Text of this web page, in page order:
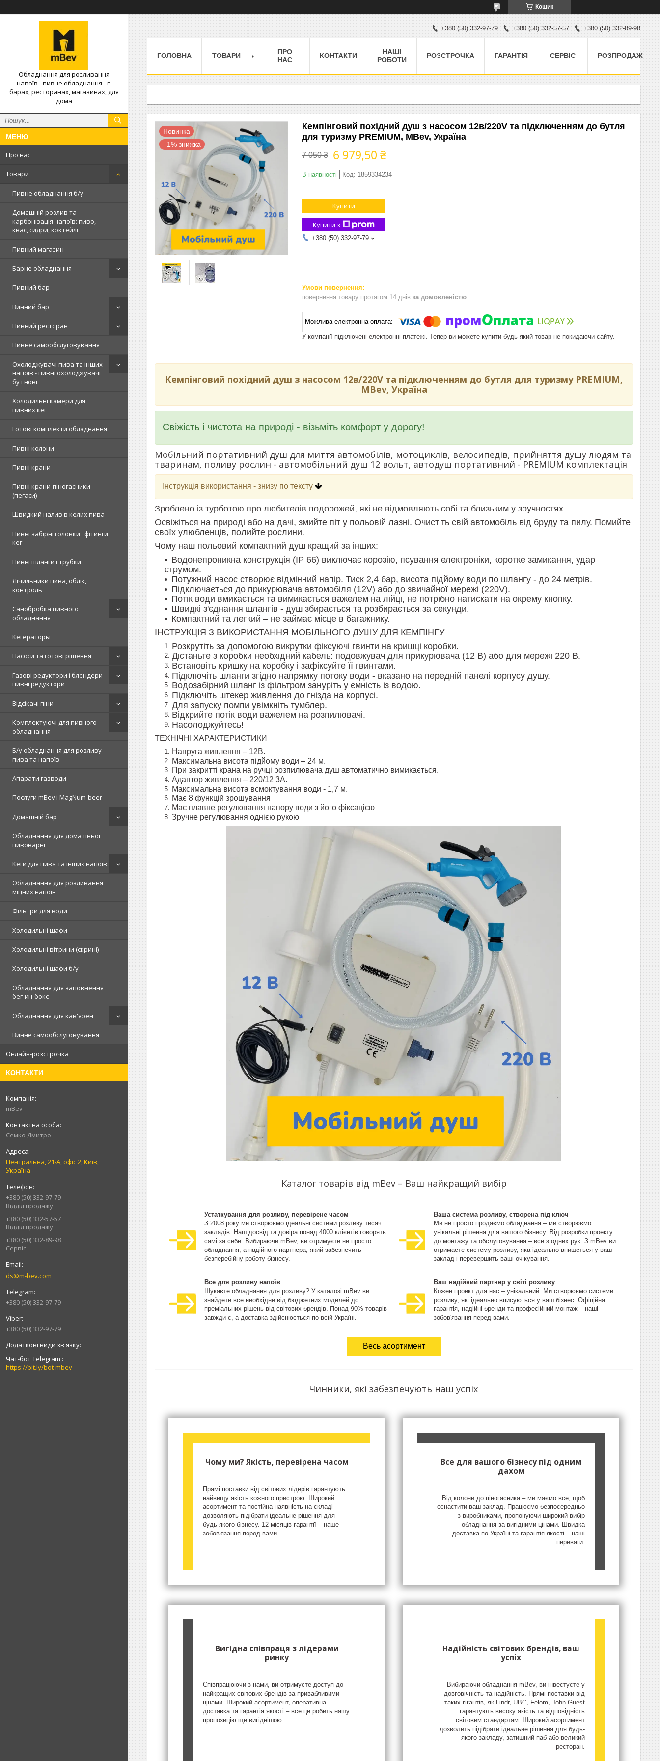
Кошик
Обладнання для розливання
напоїв - пивне обладнання - в
барах, ресторанах, магазинах, для
дома
Про нас
Товари
Пивне обладнання б/у
Домашній розлив та
карбонізація напоїв: пиво,
квас, сидри, коктейлі
Пивний магазин
Барне обладнання
Пивний бар
Винний бар
Пивний ресторан
Пивне самообслуговування
Охолоджувачі пива та інших
напоїв - пивні охолоджувачі
бу і нові
Холодильні камери для
пивних кег
Готові комплекти обладнання
Пивні колони
Пивні крани
Пивні крани-піногасники
(пегаси)
Швидкий налив в келих пива
Пивні забірні головки і фітинги
кег
Пивні шланги і трубки
Лічильники пива, облік,
контроль
Санобробка пивного
обладнання
Кегераторы
Насоси та готові рішення
Газові редуктори і блендери -
пивні редуктори
Відсікачі піни
Комплектуючі для пивного
обладнання
Б/у обладнання для розливу
пива та напоїв
Апарати газводи
Послуги mBev і MagNum-beer
Домашній бар
Обладнання для домашньої
пивоварні
Кеги для пива та інших напоїв
Обладнання для розливання
міцних напоїв
Фільтри для води
Холодильні шафи
Холодильні вітрини (скрині)
Холодильні шафи б/у
Обладнання для заповнення
бег-ин-бокс
Обладнання для кав'ярен
Винне самообслуговування
Онлайн-розстрочка
КОНТАКТИ
mBev
Cемко Дмитро
Центральна, 21-А, офіс 2, Київ,
Україна
+380 (50) 332-97-79
Відділ продажу
+380 (50) 332-57-57
Відділ продажу
+380 (50) 332-89-98
Сервіс
ds@m-bev.com
+380 (50) 332-97-79
+380 (50) 332-97-79
Чат-бот Telegram
https://bit.ly/bot-mbev
+380 (50) 332-97-79 +380 (50) 332-57-57 +380 (50) 332-89-98
ГОЛОВНА ТОВАРИ
ПРО
НАС
КОНТАКТИ
НАШІ
РОБОТИ
РОЗСТРОЧКА ГАРАНТІЯ СЕРВІС РОЗПРОДАЖ
–1%
Новинка
Кемпінговий похідний душ з насосом 12в/220V та підключенням до бутля
для туризму PREMIUM, MBev, Україна
7 050 ₴ 6 979,50 ₴
В наявності Код: 1859334234
Купити
Купити з
+380 (50) 332-97-79
повернення товару протягом 14 днів за домовленістю
У компанії підключені електронні платежі. Тепер ви можете купити будь-який товар не покидаючи сайту.
Кемпінговий похідний душ з насосом 12в/220V та підключенням до бутля для туризму PREMIUM,
MBev, Україна
Свіжість і чистота на природі - візьміть комфорт у дорогу!
Мобільний портативний душ для миття автомобілів, мотоциклів, велосипедів, прийняття душу людям та
тваринам, поливу рослин - автомобільний душ 12 вольт, автодуш портативний - PREMIUM комплектація
Інструкція використання - знизу по тексту
Зроблено із турботою про любителів подорожей, які не відмовляють собі та близьким у зручностях.
Освіжіться на природі або на дачі, змийте піт у польовій лазні. Очистіть свій автомобіль від бруду та пилу. Помийте
своїх улюбленців, полийте рослини.
Чому наш польовий компактний душ кращий за інших:
Водонепроникна конструкція (IP 66) виключає корозію, псування електроніки, коротке замикання, удар
струмом.
Потужний насос створює відмінний напір. Тиск 2,4 бар, висота підйому води по шлангу - до 24 метрів.
Підключається до прикурювача автомобіля (12V) або до звичайної мережі (220V).
Потік води вмикається та вимикається важелем на лійці, не потрібно натискати на окрему кнопку.
Швидкі з'єднання шлангів - душ збирається та розбирається за секунди.
Компактний та легкий – не займає місце в багажнику.
ІНСТРУКЦІЯ З ВИКОРИСТАННЯ МОБІЛЬНОГО ДУШУ ДЛЯ КЕМПІНГУ
Розкрутіть за допомогою викрутки фіксуючі гвинти на кришці коробки.
Дістаньте з коробки необхідний кабель: подовжувач для прикурювача (12 В) або для мережі 220 В.
Встановіть кришку на коробку і зафіксуйте її гвинтами.
Підключіть шланги згідно напрямку потоку води - вказано на передній панелі корпусу душу.
Водозабірний шланг із фільтром зануріть у ємність із водою.
Підключіть штекер живлення до гнізда на корпусі.
Для запуску помпи увімкніть тумблер.
Відкрийте потік води важелем на розпилювачі.
Насолоджуйтесь!
ТЕХНІЧНІ ХАРАКТЕРИСТИКИ
Напруга живлення – 12В.
Максимальна висота підйому води – 24 м.
При закритті крана на ручці розпилювача душ автоматично вимикається.
Адаптор живлення – 220/12 3А.
Максимальна висота всмоктування води - 1,7 м.
Має 8 функцій зрошування
Має плавне регулювання напору води з його фіксацією
Зручне регулювання однією рукою
Каталог товарів від mBev – Ваш найкращий вибір
Устаткування для розливу, перевірене часом
З 2008 року ми створюємо ідеальні системи розливу тисяч
закладів. Наш досвід та довіра понад 4000 клієнтів говорять
самі за себе. Вибираючи mBev, ви отримуєте не просто
обладнання, а надійного партнера, який забезпечить
безперебійну роботу бізнесу.
Все для розливу напоїв
Шукаєте обладнання для розливу? У каталозі mBev ви
знайдете все необхідне від бюджетних моделей до
преміальних рішень від світових брендів. Понад 90% товарів
завжди є, а доставка здійснюється по всій Україні.
Ваша система розливу, створена під ключ
Ми не просто продаємо обладнання – ми створюємо
унікальні рішення для вашого бізнесу. Від розробки проекту
до монтажу та обслуговування – все з одних рук. З mBev ви
отримаєте систему розливу, яка ідеально впишеться у ваш
заклад і перевершить ваші очікування.
Ваш надійний партнер у світі розливу
Кожен проект для нас – унікальний. Ми створюємо системи
розливу, які ідеально вписуються у ваш бізнес. Офіційна
гарантія, надійні бренди та професійний монтаж – наші
зобов'язання перед вами.
Весь асортимент
Чинники, які забезпечують наш успіх
Чому ми? Якість, перевірена часом
Прямі поставки від світових лідерів гарантують
найвищу якість кожного пристрою. Широкий
асортимент та постійна наявність на складі
дозволяють підібрати ідеальне рішення для
будь-якого бізнесу. 12 місяців гарантії – наше
зобов'язання перед вами.
Все для вашого бізнесу під одним
дахом
Від колони до піногасника – ми маємо все, щоб
оснастити ваш заклад. Працюємо безпосередньо
з виробниками, пропонуючи широкий вибір
обладнання за вигідними цінами. Швидка
доставка по Україні та гарантія якості – наші
переваги.
Вигідна співпраця з лідерами
ринку
Співпрацюючи з нами, ви отримуєте доступ до
найкращих світових брендів за привабливими
цінами. Широкий асортимент, оперативна
доставка та гарантія якості – все це робить нашу
пропозицію ще вигіднішою.
Надійність світових брендів, ваш
успіх
Вибираючи обладнання mBev, ви інвестуєте у
довговічність та надійність. Прямі поставки від
таких гігантів, як Lindr, UBC, Felom, John Guest
гарантують високу якість та відповідність
світовим стандартам. Широкий асортимент
дозволить підібрати ідеальне рішення для будь-
якого закладу, затишний паб або великий
ресторан.